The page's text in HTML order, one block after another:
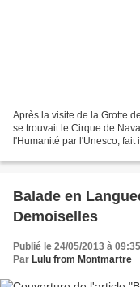
Après la visite de la Grotte
se trouvait le Cirque de
l'Humanité par l'Unesco,
Balade en
Demoiselles
Publié le 24/05/2013 à 09:35
Par Lulu from Montmartre